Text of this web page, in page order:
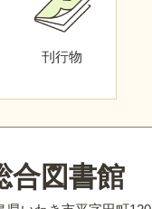
を忘れてしま
きませんでし
ときは、どうす
料のキャンセ
）はできます
刊行物
合図書館